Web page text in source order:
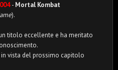
- Mortal Kombat
).
titolo eccellente e ha meritato
vista del prossimo capitolo